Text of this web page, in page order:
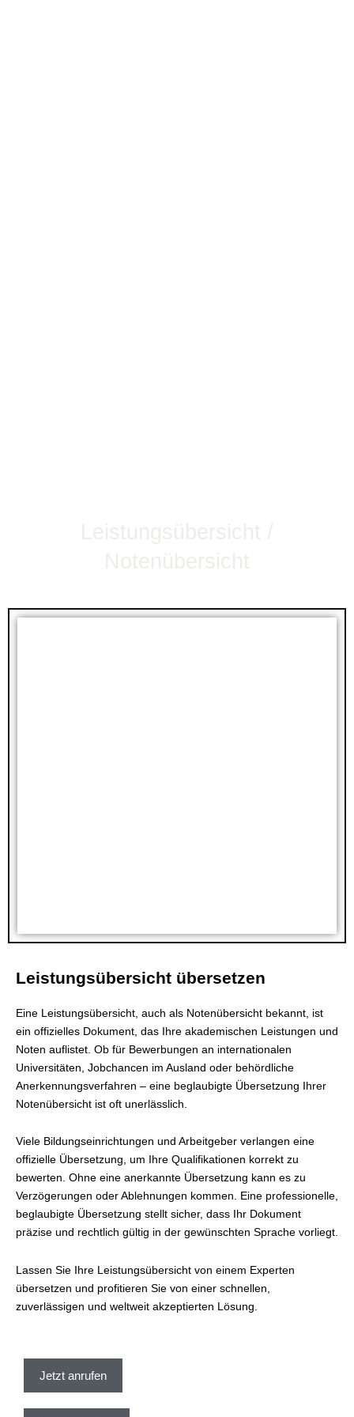
Leistungsübersicht übersetzen
Eine Leistungsübersicht, auch als Notenübersicht bekannt, ist
ein offizielles Dokument, das Ihre akademischen Leistungen und
Noten auflistet. Ob für Bewerbungen an internationalen
Universitäten, Jobchancen im Ausland oder behördliche
Anerkennungsverfahren – eine beglaubigte Übersetzung Ihrer
Notenübersicht ist oft unerlässlich.
Viele Bildungseinrichtungen und Arbeitgeber verlangen eine
offizielle Übersetzung, um Ihre Qualifikationen korrekt zu
bewerten. Ohne eine anerkannte Übersetzung kann es zu
Verzögerungen oder Ablehnungen kommen. Eine professionelle,
beglaubigte Übersetzung stellt sicher, dass Ihr Dokument
präzise und rechtlich gültig in der gewünschten Sprache vorliegt.
Lassen Sie Ihre Leistungsübersicht von einem Experten
übersetzen und profitieren Sie von einer schnellen,
zuverlässigen und weltweit akzeptierten Lösung.
Jetzt anrufen